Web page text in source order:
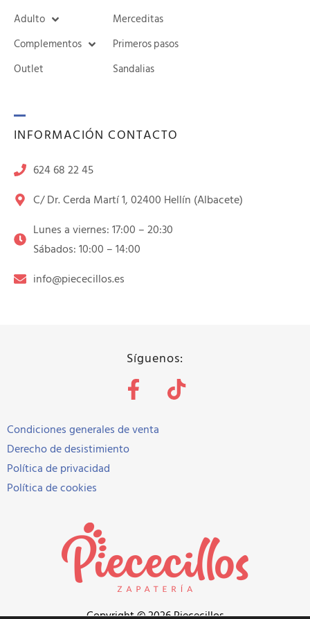
Adulto
Complementos
Outlet
Merceditas
Primeros pasos
Sandalias
INFORMACIÓN CONTACTO
624 68 22 45
C/ Dr. Cerda Martí 1, 02400 Hellín (Albacete)
Lunes a viernes: 17:00 – 20:30
Sábados: 10:00 – 14:00
info@piececillos.es
Síguenos:
Condiciones generales de venta
Derecho de desistimiento
Política de privacidad
Política de cookies
Copyright©2026Piececillos